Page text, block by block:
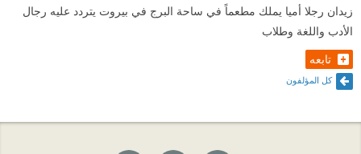
زيدان رجلا أميا يملك مطعماً في ساحة البرج في بيروت يتردد عليه رجال
الأدب واللغة وطلاب
تابعه
كل المؤلفون